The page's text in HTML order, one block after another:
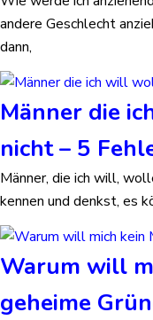
andere Geschlecht
dann,
Männer die
nicht – 5
Männer, die ich will,
kennen und denkst, es
Warum will
geheime